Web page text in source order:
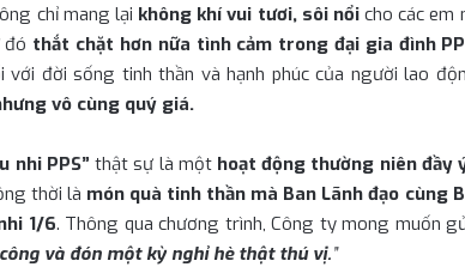
chỉ mang lại không khí vui tươi, sôi nổicho các em
thắt chặt hơn nữa tình cảm trong đại gia đình
với đời sống tinh thần và hạnh phúc của người lao
vô cùng quý giá.
nhi PPS” thật sự là một hoạt động thường niên đầy
thời là món quà tinh thần mà Ban Lãnh đạo cùng
1/6. Thông qua chương trình, Công ty mong muốn
và đón một kỳ nghỉ hè thật thú vị.”